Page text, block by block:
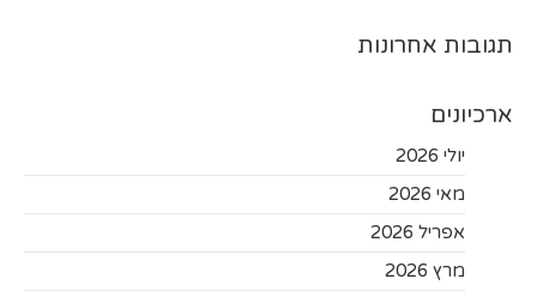
תגובות אחרונות
ארכיונים
יולי 2026
מאי 2026
אפריל 2026
מרץ 2026